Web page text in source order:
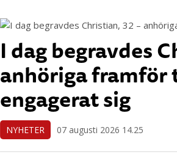
I dag begravdes
anhöriga
engagerat sig
NYHETER 07 augusti 2026 14.25